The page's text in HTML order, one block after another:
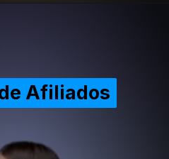
Afiliados
Afiliados